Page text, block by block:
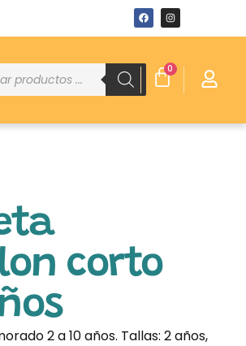
0
corto
2 a 10 años. Tallas: 2 años,